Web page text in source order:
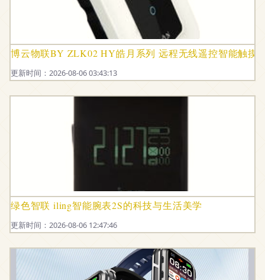
博云物联BY ZLK02 HY皓月系列 远程无线遥控智能触摸
更新时间：2026-08-06 03:43:13
绿色智联 iling智能腕表2S的科技与生活美学
更新时间：2026-08-06 12:47:46